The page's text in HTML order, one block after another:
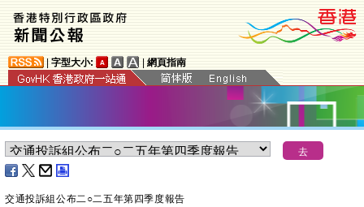
字型大小: 網頁指南
​交通投訴組公布二○二五年第四季度報告